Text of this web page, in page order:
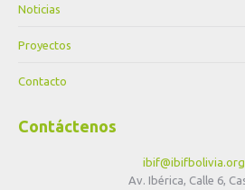
Noticias
Proyectos
Contacto
Contáctenos
Av. Ibérica, Calle 6,